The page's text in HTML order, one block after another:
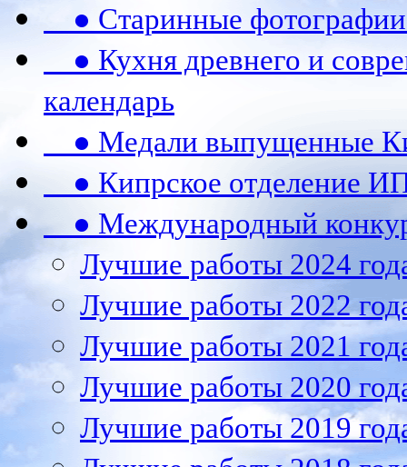
● Старинные
● Кухня древнего и
календарь
● Медали выпущенные
● Кипрское отделение
● Международный
Лучшие работы 2024
Лучшие работы 2022
Лучшие работы 2021
Лучшие работы 2020
Лучшие работы 2019